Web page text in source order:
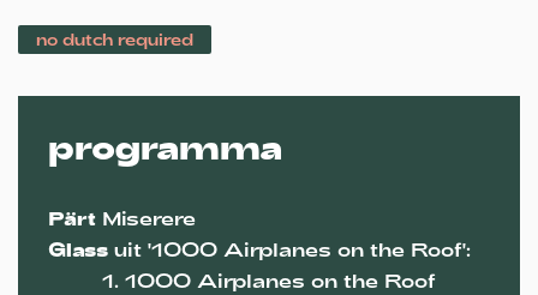
no dutch required
programma
Pärt Miserere
Glass uit '1000 Airplanes on the Roof':
1.⁠ ⁠1000 Airplanes on the Roof